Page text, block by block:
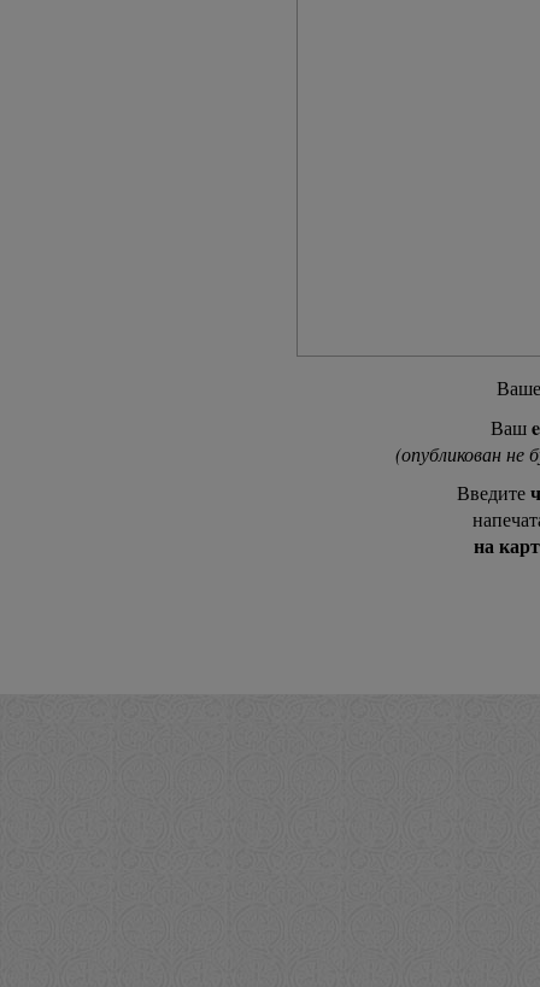
Ваш
(опубликован не
Введите
на